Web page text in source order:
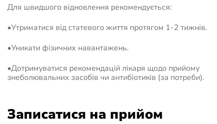
Для швидшого відновлення рекомендується:
•Утриматися від статевого життя протягом 1-2 тижнів.
•Уникати фізичних навантажень.
•Дотримуватися рекомендацій лікаря щодо прийому
знеболювальних засобів чи антибіотиків (за потреби).
Записатися на прийом